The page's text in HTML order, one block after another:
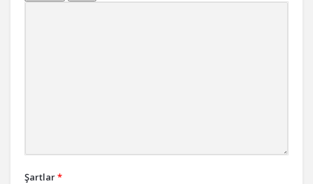
Şartlar*